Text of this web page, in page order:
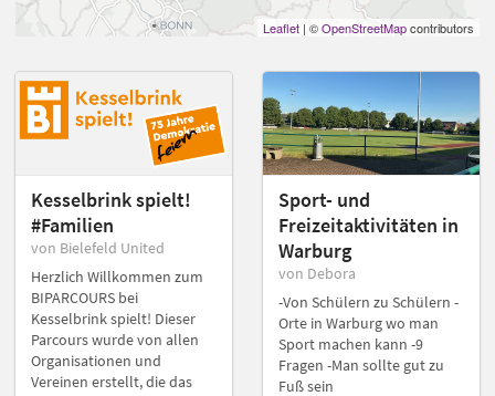
Leaflet | ©OpenStreetMapcontributors
Kesselbrink spielt!
#Familien
von Bielefeld United
Herzlich Willkommen zum
BIPARCOURS bei
Kesselbrink spielt! Dieser
Parcours wurde von allen
Organisationen und
Vereinen erstellt, die das
Sport- und
Freizeitaktivitäten in
Warburg
von Debora
-Von Schülern zu Schülern -
Orte in Warburg wo man
Sport machen kann -9
Fragen -Man sollte gut zu
Fuß sein